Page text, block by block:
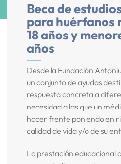
Beca de
para huérfanos
18 años y
años
Desde la Fundación
un conjunto de ayudas
respuesta concreta a
necesidad a las que un
hacer frente poniendo en
calidad de vida y/o de su
La prestación educacional